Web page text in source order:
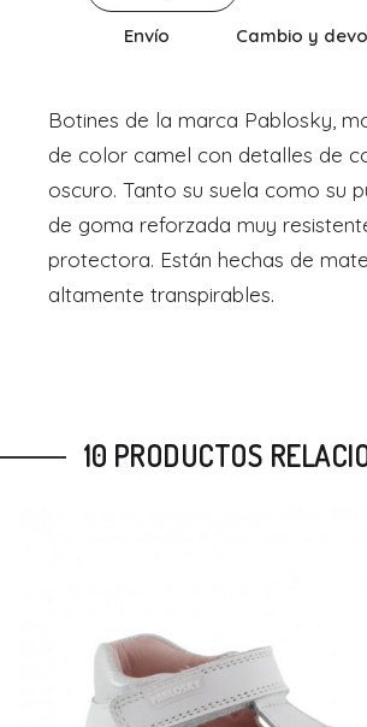
Envío Cambio y
Botines de la marca Pablosky,
de color camel con detalles de
oscuro. Tanto su suela como su
de goma reforzada muy
protectora. Están hechas de
altamente transpirables.
10 PRODUCTOS